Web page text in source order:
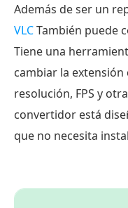
Además de ser un
VLCTambién puede
Tiene una
cambiar la
resolución, FPS y
convertidor está
que no necesita